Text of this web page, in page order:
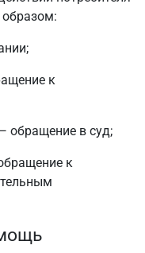
к
обращение в суд;
к